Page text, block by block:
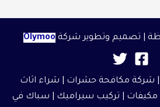
| تصميم وتطوير شركة Olymoo
شركة مكافحة حشرات
شراء اثاث
مكيفات | تركيب سيراميك | سباك في